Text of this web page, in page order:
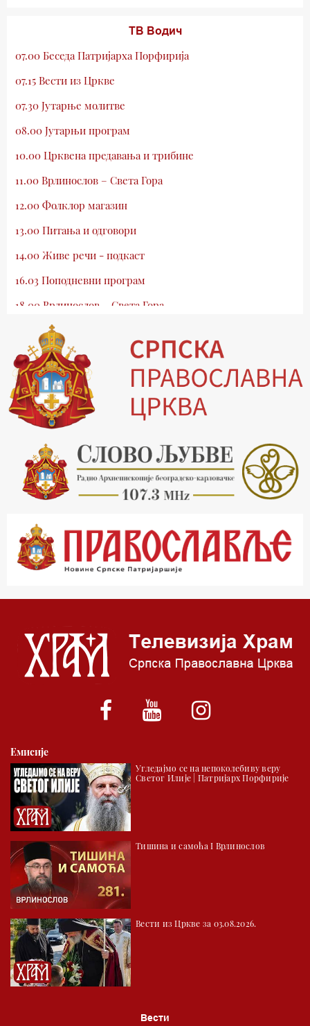
ТВ Водич
07.00 Беседа Патријарха Порфирија
07.15 Вести из Цркве
07.30 Јутарње молитве
08.00 Јутарњи програм
10.00 Црквена предавања и трибине
11.00 Врлинослов – Света Гора
12.00 Фолклор магазин
13.00 Питања и одговори
14.00 Живе речи - подкаст
16.03 Поподневни програм
18.00 Врлинослов – Света Гора
19.03 Атлас памћења
19.30 Вечерње молитве
20.00 Вести из Цркве
20.15 Реч архијереја
20.30 Млади у Цркви
21.03 Гугл пита
22.03 Црквена предавања и трибине
23.00 Питања и одговори
00.03 Гугл пита
01.03 Живе речи - подкаст
*најважније вести емитујемо на сваки пун сат
Емисије
Угледајмо се на непоколебиву веру
Светог Илије | Патријарх Порфирије
Тишина и самоћа I Врлинослов
Вести из Цркве за 03.08.2026.
Вести